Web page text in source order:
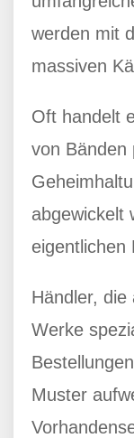
werden mit
massiven
Oft handelt
von Bänden
abgewickelt
eigentlichen
Händler,
Werke
Muster